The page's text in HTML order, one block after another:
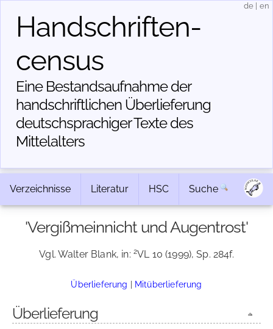
Handschriften­
census
Eine Bestandsaufnahme der
handschriftlichen Über­lieferung
deutschsprachiger Texte des
Mittelalters
de en
Verzeichnisse Literatur HSC Suche
'Vergißmeinnicht und Augentrost'
Vgl. Walter Blank, in: 2VL 10 (1999), Sp. 284f.
Überlieferung | Mitüberlieferung
Überlieferung